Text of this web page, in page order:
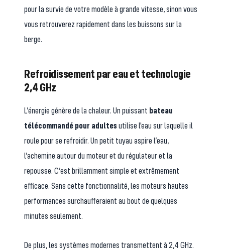
pour la survie de votre modèle à grande vitesse, sinon vous
vous retrouverez rapidement dans les buissons sur la
berge.
Refroidissement par eau et technologie
2,4 GHz
L’énergie génère de la chaleur. Un puissant bateau
télécommandé pour adultesutilise l'eau sur laquelle il
roule pour se refroidir. Un petit tuyau aspire l’eau,
l’achemine autour du moteur et du régulateur et la
repousse. C’est brillamment simple et extrêmement
efficace. Sans cette fonctionnalité, les moteurs hautes
performances surchaufferaient au bout de quelques
minutes seulement.
De plus, les systèmes modernes transmettent à 2,4 GHz.